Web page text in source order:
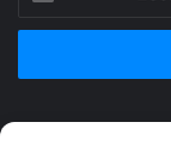
correo